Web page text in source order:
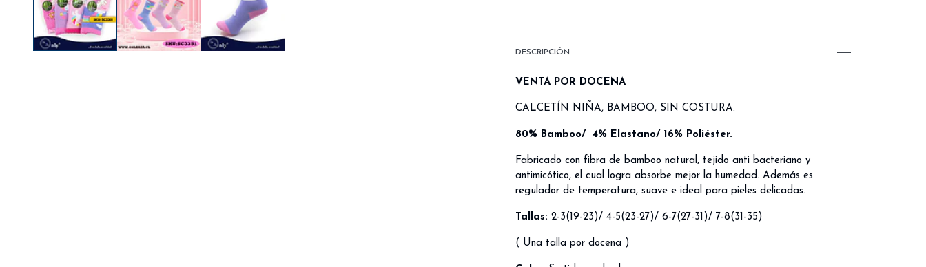
DESCRIPCIÓN
VENTA POR DOCENA
CALCETÍN NIÑA, BAMBOO, SIN COSTURA.
80% Bamboo/ 4% Elastano/ 16% Poliéster.
Fabricado con fibra de bamboo natural, tejido anti bacteriano y
antimicótico, el cual logra absorbe mejor la humedad. Además es
regulador de temperatura, suave e ideal para pieles delicadas.
Tallas: 2-3(19-23)/ 4-5(23-27)/ 6-7(27-31)/ 7-8(31-35)
( Una talla por docena )